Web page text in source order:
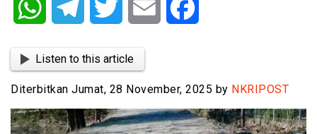
WhatsAppTelegram Twitter Email
Listen to this article
Diterbitkan Jumat, 28 November, 2025 by NKRIPOST